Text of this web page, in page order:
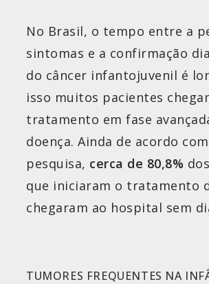
No Brasil, o tempo entre a
sintomas e a confirmação
do câncer infantojuvenil é
isso muitos pacientes
tratamento em fase
doença. Ainda de acordo
pesquisa, cerca de 80,8%
que iniciaram o tratamento
chegaram ao hospital sem
TUMORES FREQUENTES NA